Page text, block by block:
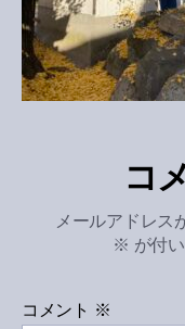
コ
メールアドレス
※ が付
コメント ※